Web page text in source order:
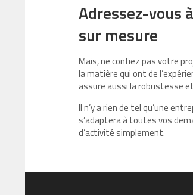
Adressez-vous
sur mesure
Mais, ne confiez pas votre
la matière qui ont de
assure aussi la robustesse
Il n’y a rien de tel qu’une
s’adaptera à toutes vos
d’activité simplement.